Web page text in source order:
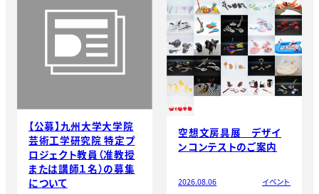
【公募】九州大学大学院
芸術工学研究院 特定プ
ロジェクト教員（准教授
または講師１名）の募集
について
空想文房具展 デザイ
ンコンテストのご案内
2026.08.06 イベント